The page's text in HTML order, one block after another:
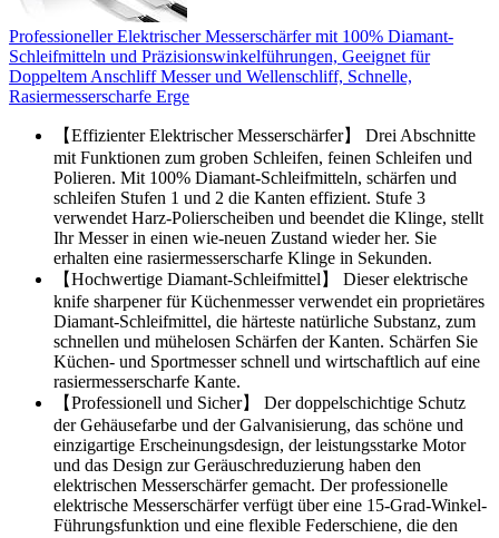
Professioneller Elektrischer Messerschärfer mit 100% Diamant-
Schleifmitteln und Präzisionswinkelführungen, Geeignet für
Doppeltem Anschliff Messer und Wellenschliff, Schnelle,
Rasiermesserscharfe Erge
【Effizienter Elektrischer Messerschärfer】 Drei Abschnitte
mit Funktionen zum groben Schleifen, feinen Schleifen und
Polieren. Mit 100% Diamant-Schleifmitteln, schärfen und
schleifen Stufen 1 und 2 die Kanten effizient. Stufe 3
verwendet Harz-Polierscheiben und beendet die Klinge, stellt
Ihr Messer in einen wie-neuen Zustand wieder her. Sie
erhalten eine rasiermesserscharfe Klinge in Sekunden.
【Hochwertige Diamant-Schleifmittel】 Dieser elektrische
knife sharpener für Küchenmesser verwendet ein proprietäres
Diamant-Schleifmittel, die härteste natürliche Substanz, zum
schnellen und mühelosen Schärfen der Kanten. Schärfen Sie
Küchen- und Sportmesser schnell und wirtschaftlich auf eine
rasiermesserscharfe Kante.
【Professionell und Sicher】 Der doppelschichtige Schutz
der Gehäusefarbe und der Galvanisierung, das schöne und
einzigartige Erscheinungsdesign, der leistungsstarke Motor
und das Design zur Geräuschreduzierung haben den
elektrischen Messerschärfer gemacht. Der professionelle
elektrische Messerschärfer verfügt über eine 15-Grad-Winkel-
Führungsfunktion und eine flexible Federschiene, die den